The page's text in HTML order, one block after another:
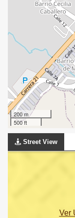
200 m
500 ft
Street View
Ver